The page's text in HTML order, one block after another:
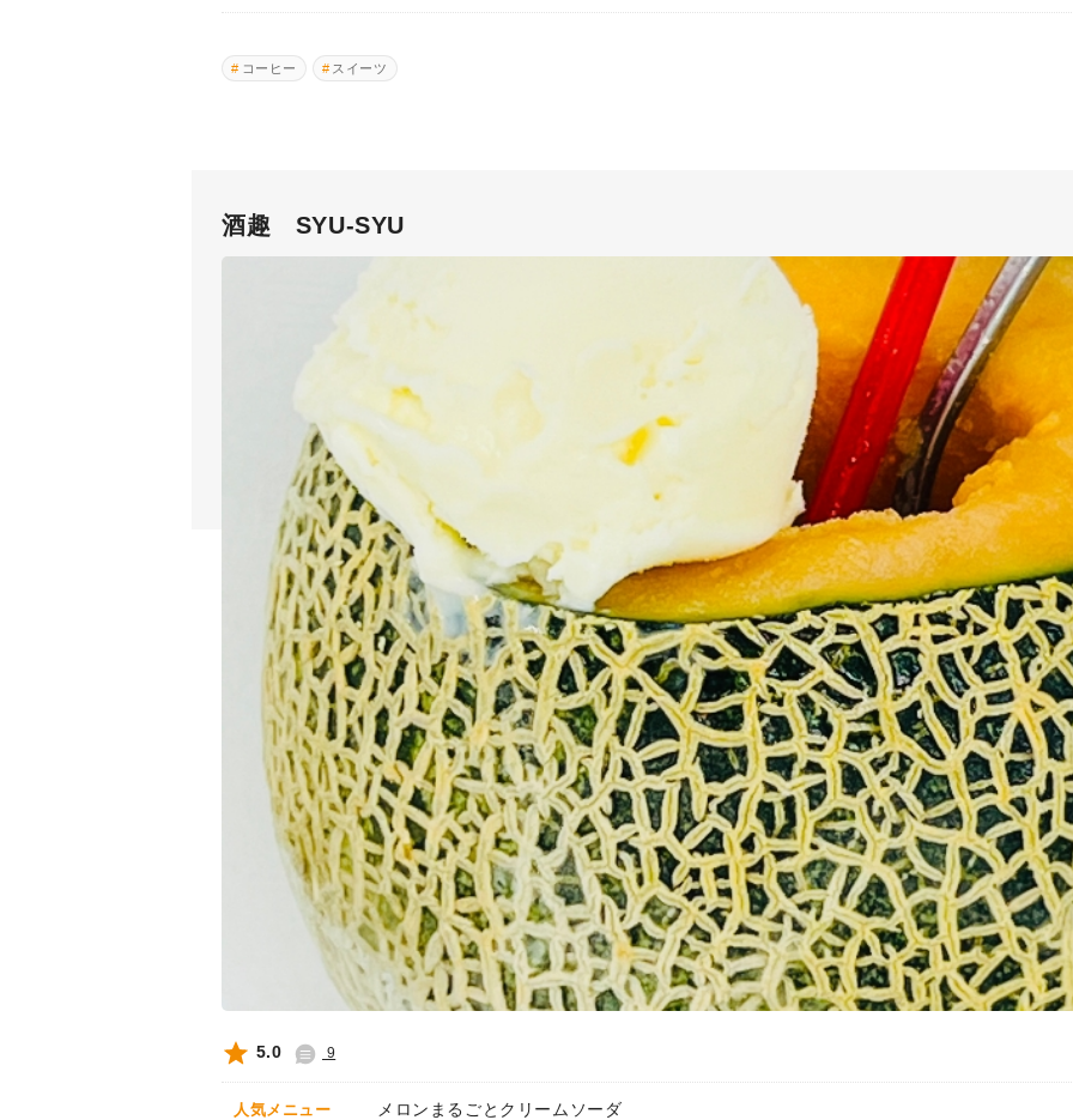
コーヒー スイーツ
酒趣 SYU-SYU
5.0 9
人気メニュー メロンまるごとクリームソーダ